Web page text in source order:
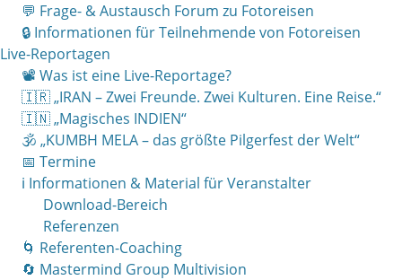
💬 Frage- & Austausch Forum zu Fotoreisen
🔒 Informationen für Teilnehmende von Fotoreisen
Live-Reportagen
📽 Was ist eine Live-Reportage?
🇮🇷 „IRAN – Zwei Freunde. Zwei Kulturen. Eine Reise.“
🇮🇳 „Magisches INDIEN“
🕉 „KUMBH MELA – das größte Pilgerfest der Welt“
📅 Termine
ℹ️ Informationen & Material für Veranstalter
Download-Bereich
Referenzen
🌀 Referenten-Coaching
🔄 Mastermind Group Multivision